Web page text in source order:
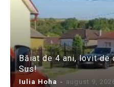
Băiat de 4 ani, lovit de
Sus!
Iulia Hoha - august 9,